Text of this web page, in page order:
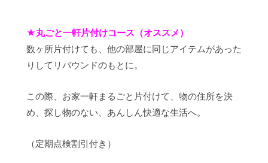
★丸ごと一軒片付けコース（オススメ）
数ヶ所片付けても、他の部屋に同じアイテムがあった
りしてリバウンドのもとに。
この際、お家一軒まるごと片付けて、物の住所を決
め、探し物のない、あんしん快適な生活へ。
（定期点検割引付き）